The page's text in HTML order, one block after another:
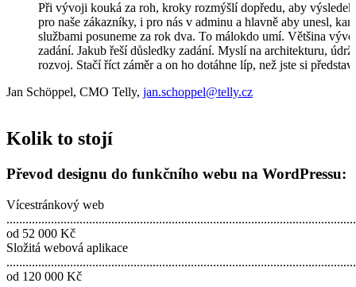
Při vývoji kouká za roh, kroky rozmýšlí dopředu, aby
pro naše zákazníky, i pro nás v adminu a hlavně aby unesl,
službami posuneme za rok dva. To málokdo umí. Většina
zadání. Jakub řeší důsledky zadání. Myslí na architekturu,
rozvoj. Stačí říct záměr a on ho dotáhne líp, než jste si
Jan Schöppel, CMO Telly, jan.schoppel@telly.cz
Kolik to stojí
Převod designu do funkčního webu na WordPressu:
Vícestránkový web
od 52 000 Kč
Složitá webová aplikace
od 120 000 Kč